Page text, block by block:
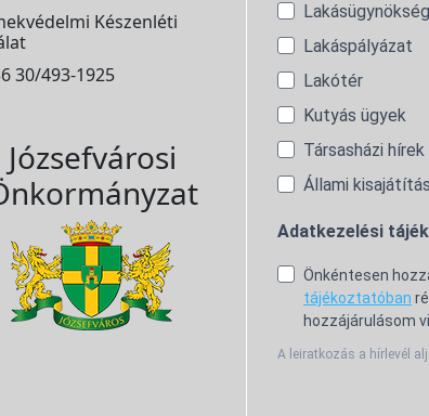
Készenléti
30/493-1925
Józsefvárosi
Lakásügynökség
Lakáspályázat
Lakótér
Kutyás ügyek
Társasházi hírek
Állami
Adatkezelési
Önkéntesen
tájékoztatóban
hozzájárulásom
A leiratkozás a hírlevél